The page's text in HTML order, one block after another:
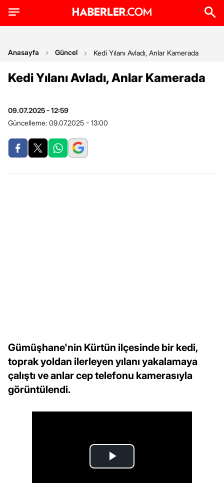
Anasayfa Güncel Kedi Yılanı Avladı, Anlar Kamerada
Kedi Yılanı Avladı, Anlar Kamerada
09.07.2025 - 12:59
Güncelleme: 09.07.2025 - 13:00
Gümüşhane'nin Kürtün ilçesinde bir kedi,
toprak yoldan ilerleyen yılanı yakalamaya
çalıştı ve anlar cep telefonu kamerasıyla
görüntülendi.